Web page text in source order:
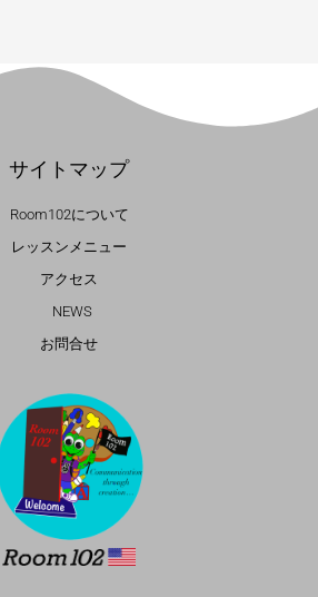
サイトマップ
Room102について
レッスンメニュー
アクセス
NEWS
お問合せ